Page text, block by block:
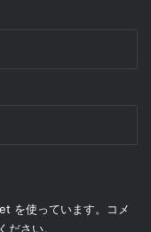
を使っています。
コメ
ださい。